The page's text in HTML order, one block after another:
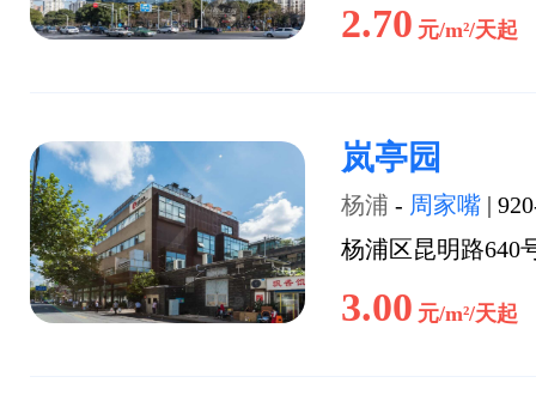
2.70 元/m²/天起
岚亭园
杨浦 - 周家嘴 |
杨浦区昆明路640
3.00 元/m²/天起